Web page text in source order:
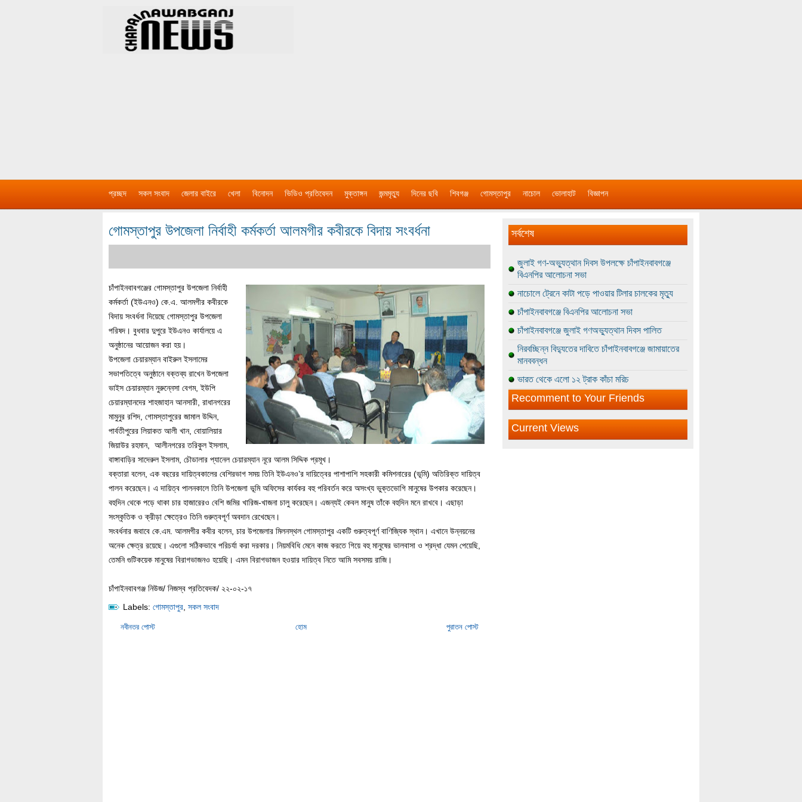
প্রচ্ছদ সকল সংবাদ জেলার বাইরে খেলা বিনোদন ভিডিও প্রতিবেদন মুক্তাঙ্গন জন্মমৃত্যু দিনের ছবি শিবগঞ্জ গোমস্তাপুর নাচোল ভোলাহাট বিজ্ঞাপন
গোমস্তাপুর উপজেলা নির্বাহী কর্মকর্তা আলমগীর কবীরকে বিদায় সংবর্ধনা
চাঁপাইনবাবগঞ্জের গোমস্তাপুর উপজেলা নির্বাহী
কর্মকর্তা (ইউএনও) কে.এ. আলমগীর কবীরকে
বিদায় সংবর্ধনা দিয়েছে গোমস্তাপুর উপজেলা
পরিষদ। বুধবার দুপুরে ইউএনও কার্যালয়ে এ
অনুষ্ঠানের আয়োজন করা হয়।
উপজেলা চেয়ারম্যান বাইরুল ইসলামের
সভাপতিত্বে অনুষ্ঠানে বক্তব্য রাখেন উপজেলা
ভাইস চেয়ারম্যান নুরুন্নেসা বেগম, ইউপি
চেয়ারম্যানদের শাহজাহান আনসারী, রাধানগরের
মামুনুর রশিদ, গোমস্তাপুরের জামাল উদ্দিন,
পার্বতীপুরের লিয়াকত আলী খান, বোয়ালিয়ার
জিয়াউর রহমান, আলীনগরের তরিকুল ইসলাম,
বাঙ্গাবাড়ির সাদেরুল ইসলাম, চৌডালার প্যানেল চেয়ারম্যান নূরে আলম সিদ্দিক প্রমূখ।
বক্তারা বলেন, এক বছরের দায়িত্বকালের বেশিরভাগ সময় তিনি ইউএনও’র দায়িত্বের পাশাপাশি সহকারী কমিশনারের (ভূমি) অতিরিক্ত দায়িত্ব
পালন করেছেন। এ দায়িত্ব পালনকালে তিনি উপজেলা ভূমি অফিসের কার্যকর বহু পরিবর্তন করে অসংখ্য ভুক্তভোগি মানুষের উপকার করেছেন।
বহুদিন থেকে পড়ে থাকা চার হাজারেরও বেশি জমির খারিজ-খাজনা চালু করেছেন। এজন্যই কেবল মানুষ তাঁকে বহুদিন মনে রাখবে। এছাড়া
সংস্কৃতিক ও ক্রীড়া ক্ষেত্রেও তিনি গুরুত্বপূর্ণ অবদান রেখেছেন।
সংবর্ধনার জবাবে কে.এম. আলমগীর কবীর বলেন, চার উপজেলার মিলনস্থল গোমস্তাপুর একটি গুরুত্বপূর্ণ বাণিজ্যিক স্থান। এখানে উন্নয়নের
অনেক ক্ষেত্র রয়েছে। এগুলো সঠিকভাবে পরিচর্যা করা দরকার। নিয়মবিধি মেনে কাজ করতে গিয়ে বহু মানুষের ভালবাসা ও শ্রদ্ধা যেমন পেয়েছি,
তেমনি গুটিকয়েক মানুষের বিরাগভাজনও হয়েছি। এমন বিরাগভাজন হওয়ার দায়িত্ব নিতে আমি সবসময় রাজি।
চাঁপাইনবাবগঞ্জ নিউজ/ নিজস্ব প্রতিবেদক/ ২২-০২-১৭
Labels: গোমস্তাপুর সকল সংবাদ
নবীনতর পোস্ট পুরাতন পোস্ট
হোম
সর্বশেষ
জুলাই গণ-অভ্যুত্থান দিবস উপলক্ষে চাঁপাইনবাবগঞ্জে
বিএনপির আলোচনা সভা
নাচোলে ট্রেনে কাটা পড়ে পাওয়ার টিলার চালকের মৃত্যু
চাঁপাইনবাবগঞ্জে বিএনপির আলোচনা সভা
চাঁপাইনবাবগঞ্জে জুলাই গণঅভ্যুত্থান দিবস পালিত
নিরবচ্ছিন্ন বিদ্যুতের দাবিতে চাঁপাইনবাবগঞ্জে জামায়াতের
মানববন্ধন
ভারত থেকে এলো ১২ ট্রাক কাঁচা মরিচ
Recomment to Your Friends
Current Views